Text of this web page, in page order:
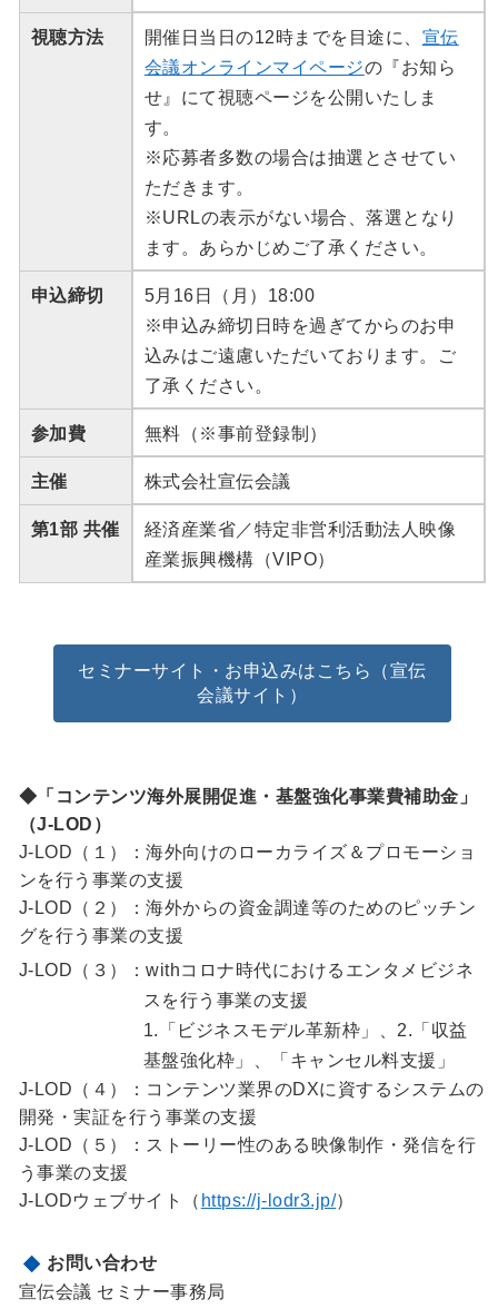
視聴方法 開催日当日の12時までを目途に、 宣伝
会議オンラインマイページの『お知ら
せ』にて視聴ページを公開いたしま
す。
※応募者多数の場合は抽選とさせてい
ただきます。
※URLの表示がない場合、落選となり
ます。あらかじめご了承ください。
申込締切
5月16日（月）18:00
※申込み締切日時を過ぎてからのお申
込みはご遠慮いただいております。ご
了承ください。
参加費 無料（※事前登録制）
主催 株式会社宣伝会議
第1部 共催
経済産業省／特定非営利活動法人映像
産業振興機構（VIPO）
セミナーサイト・お申込みはこちら（宣伝
会議サイト）
◆「コンテンツ海外展開促進・基盤強化事業費補助金」
（J-LOD）
J-LOD（１）：海外向けのローカライズ＆プロモーショ
ンを行う事業の支援
J-LOD（２）：海外からの資金調達等のためのピッチン
グを行う事業の支援
J-LOD（３）：withコロナ時代におけるエンタメビジネ
スを行う事業の支援
1.「ビジネスモデル革新枠」、2.「収益
基盤強化枠」、「キャンセル料支援」
J-LOD（４）：コンテンツ業界のDXに資するシステムの
開発・実証を行う事業の支援
J-LOD（５）：ストーリー性のある映像制作・発信を行
う事業の支援
J-LODウェブサイト（ https://j-lodr3.jp/）
お問い合わせ
宣伝会議 セミナー事務局